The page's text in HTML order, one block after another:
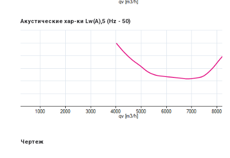
Акустические хар-ки Lw(A),5 (Hz - 50)
Чертеж